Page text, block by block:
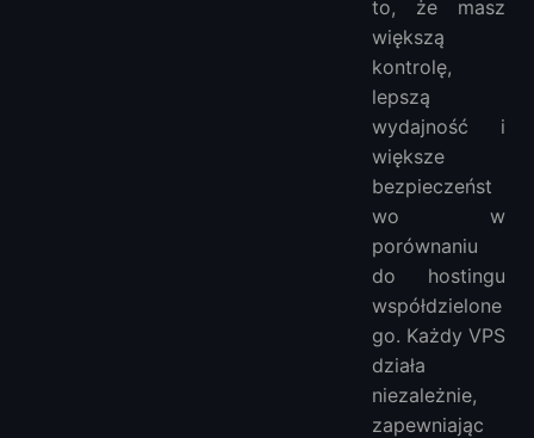
to, że masz
większą
kontrolę,
lepszą
wydajność i
większe
bezpieczeńst
wo w
porównaniu
do hostingu
współdzielone
go. Każdy VPS
działa
niezależnie,
zapewniając